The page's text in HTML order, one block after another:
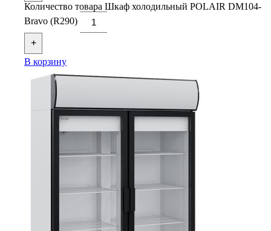
Количество товара Шкаф холодильный POLAIR DM104-
Bravo (R290)
+
В корзину